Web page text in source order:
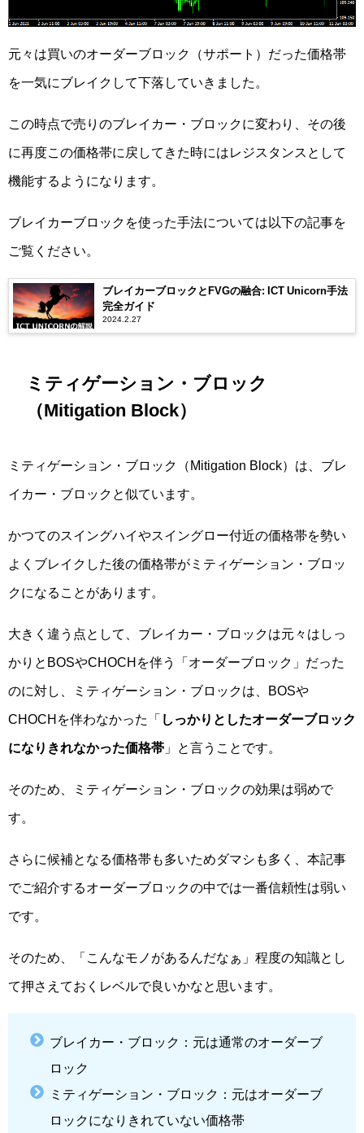
元々は買いのオーダーブロック（サポート）だった価格帯
を一気にブレイクして下落していきました。
この時点で売りのブレイカー・ブロックに変わり、その後
に再度この価格帯に戻してきた時にはレジスタンスとして
機能するようになります。
ブレイカーブロックを使った手法については以下の記事を
ご覧ください。
ブレイカーブロックとFVGの融合: ICT Unicorn手法
完全ガイド
2024.2.27
ミティゲーション・ブロック
（Mitigation Block）
ミティゲーション・ブロック（Mitigation Block）は、ブレ
イカー・ブロックと似ています。
かつてのスイングハイやスイングロー付近の価格帯を勢い
よくブレイクした後の価格帯がミティゲーション・ブロッ
クになることがあります。
大きく違う点として、ブレイカー・ブロックは元々はしっ
かりとBOSやCHOCHを伴う「オーダーブロック」だった
のに対し、ミティゲーション・ブロックは、BOSや
CHOCHを伴わなかった「 しっかりとしたオーダーブロック
になりきれなかった価格帯 」と言うことです。
そのため、ミティゲーション・ブロックの効果は弱めで
す。
さらに候補となる価格帯も多いためダマシも多く、本記事
でご紹介するオーダーブロックの中では一番信頼性は弱い
です。
そのため、「こんなモノがあるんだなぁ」程度の知識とし
て押さえておくレベルで良いかなと思います。
ブレイカー・ブロック：元は通常のオーダーブ
ロック
ミティゲーション・ブロック：元はオーダーブ
ロックになりきれていない価格帯